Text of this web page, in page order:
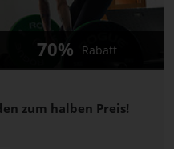
zum halben Preis!
70% Rabatt